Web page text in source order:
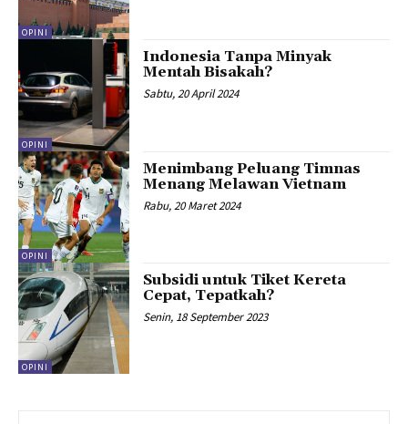
OPINI
OPINI
Indonesia Tanpa Minyak
Mentah Bisakah?
Sabtu, 20 April 2024
OPINI
Menimbang Peluang Timnas
Menang Melawan Vietnam
Rabu, 20 Maret 2024
OPINI
Subsidi untuk Tiket Kereta
Cepat, Tepatkah?
Senin, 18 September 2023